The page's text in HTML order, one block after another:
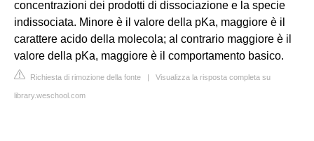
concentrazioni dei prodotti di dissociazione e la specie
indissociata. Minore è il valore della pKa, maggiore è il
carattere acido della molecola; al contrario maggiore è il
valore della pKa, maggiore è il comportamento basico.
Richiesta di rimozione della fonte | Visualizza la risposta completa su
library.weschool.com